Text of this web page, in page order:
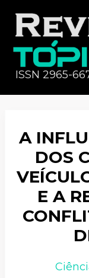
ISSN 2965-
A
DOS
E A